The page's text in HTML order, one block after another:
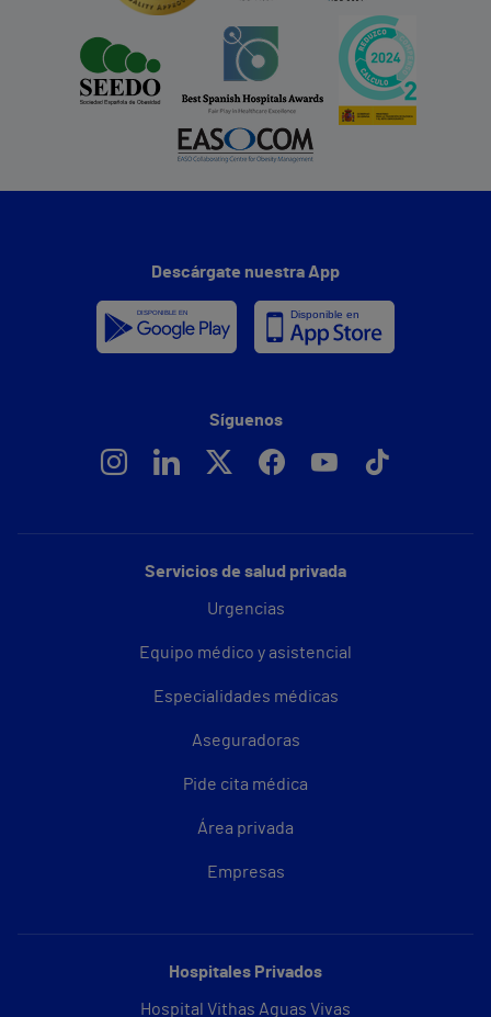
Servicios de salud privada
Urgencias
Equipo médico y asistencial
Especialidades médicas
Aseguradoras
Pide cita médica
Área privada
Empresas
Hospitales Privados
Hospital Vithas Aguas Vivas
Descárgate nuestra App
Síguenos